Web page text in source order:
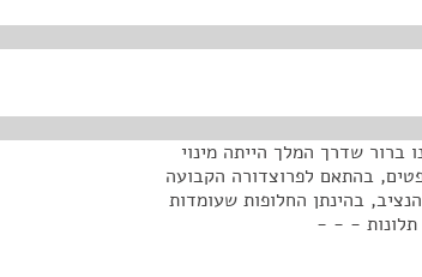
שדרך המלך הייתה מינוי
בהתאם לפרוצדורה הקבועה
בהינתן החלופות שעומדות
תלונות - - -